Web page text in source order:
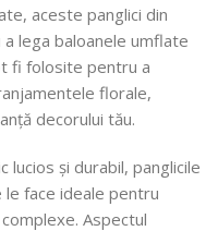
aceste panglici din
lega baloanele umflate
fi folosite pentru a
florale,
decorului tău.
lucios și durabil, panglicile
face ideale pentru
Aspectul